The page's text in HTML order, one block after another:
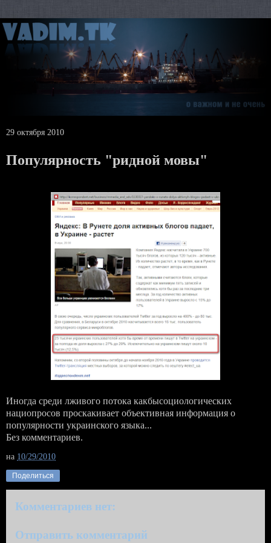
29 октября 2010
Популярность "ридной мовы"
Иногда среди лживого потока какбысоциологических
нациопросов проскакивает объективная информация о
популярности украинского языка...
Без комментариев.
на 10/29/2010
Поделиться
Комментариев нет:
Отправить комментарий